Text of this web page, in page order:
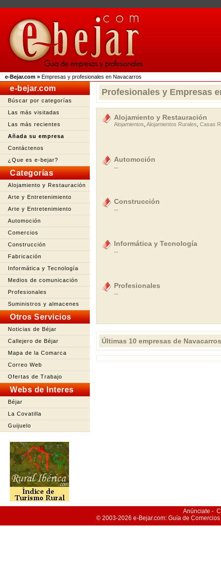
e-Bejar.com » Empresas y profesionales en Navacarros
e-bejar.com
Búscar por categorías
Las más visitadas
Las más recientes
Añada su empresa
Contáctenos
¿Que es e-bejar?
Categorías
Alojamiento y Restauración
Arte y Entretenimiento
Arte y Entretenimiento
Automoción
Comercios
Construcción
Fabricación
Informática y Tecnología
Medios de comunicación
Profesionales
Suministros y almacenes
Otros Servicios
Noticias de Béjar
Callejero de Béjar
Mapa de la Comarca
Correo Web
Ofertas de Trabajo
Webs de Interes
Béjar
La Covatilla
Guijuelo
Profesionales y Empresas
Alojamiento y Restauración
Alojamientos Alojamientos Rurales Casas
Automoción
Construcción
Informática y Tecnología
Profesionales
Últimas 10 empresas de
Anúnciate -
© 2003-2026 e-Bejar.com: Guía de